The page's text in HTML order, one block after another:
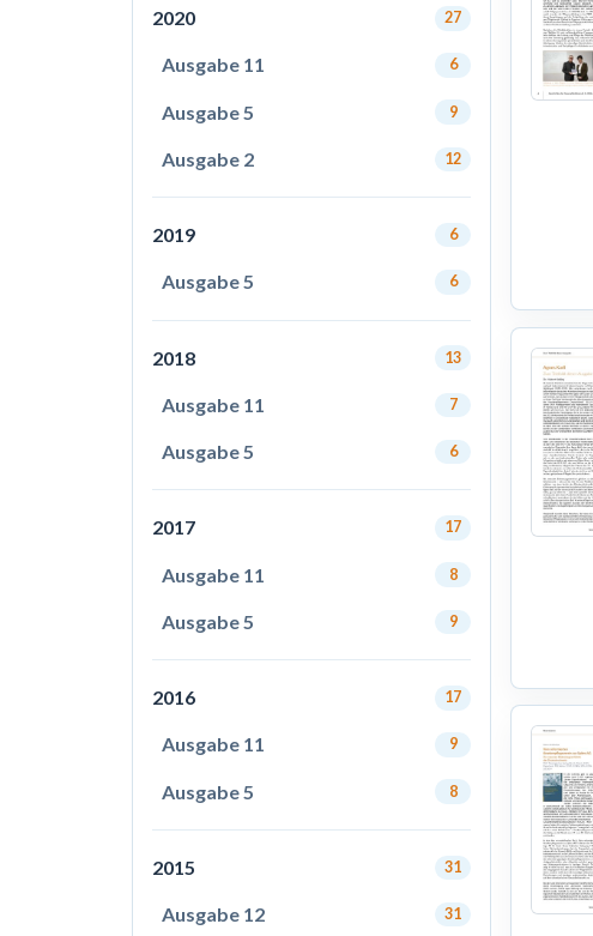
2020 27
Ausgabe 11 6
Ausgabe 5 9
Ausgabe 2 12
2019 6
Ausgabe 5 6
2018 13
Ausgabe 11 7
Ausgabe 5 6
2017 17
Ausgabe 11 8
Ausgabe 5 9
2016 17
Ausgabe 11 9
Ausgabe 5 8
2015 31
Ausgabe 12 31